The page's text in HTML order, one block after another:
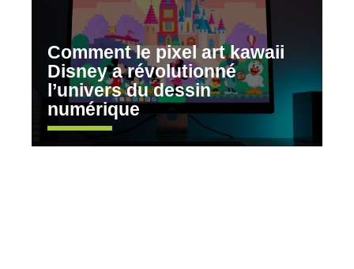
Comment le pixel art kawaii
Disney a révolutionné
l’univers du dessin
numérique